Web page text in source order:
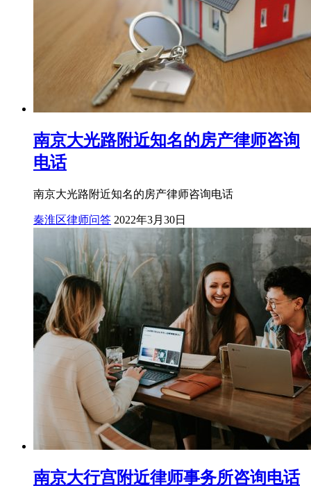
南京大光路附近知名的房产律师咨询
电话
南京大光路附近知名的房产律师咨询电话
秦淮区律师问答 2022年3月30日
南京大行宫附近律师事务所咨询电话